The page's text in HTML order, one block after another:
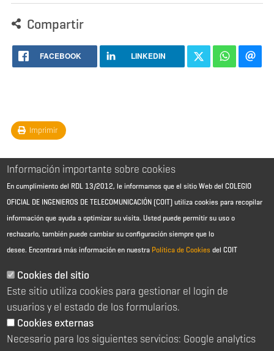
Compartir
FACEBOOK LINKEDIN
Imprimir
Aviso Legal - Información general
Política de cookies
Política de reembolso
Sitemap
C/ Almagro 2 1º Izqda 28010 Madrid
Información importante sobre cookies
En cumplimiento del RDL 13/2012, le informamos que el sitio Web del COLEGIO
OFICIAL DE INGENIEROS DE TELECOMUNICACIÓN (COIT) utiliza cookies para recopilar
información que ayuda a optimizar su visita. Usted puede permitir su uso o
rechazarlo, también puede cambiar su configuración siempre que lo
desee. Encontrará más información en nuestra Política de Cookies del COIT
Cookies del sitio
Este sitio utiliza cookies para gestionar el login de
usuarios y el estado de los formularios.
Cookies externas
Necesario para los siguientes servicios: Google analytics